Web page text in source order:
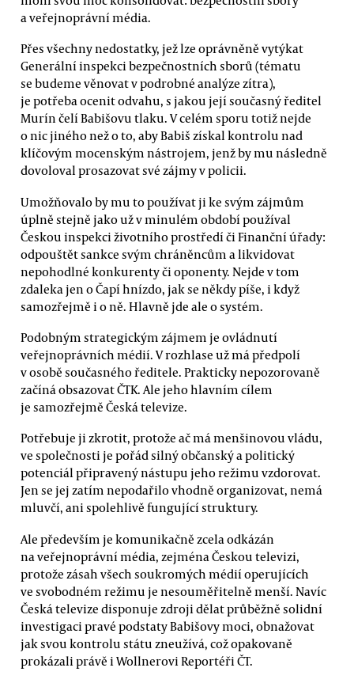
a veřejnoprávní média.
Přes všechny nedostatky, jež lze oprávněně vytýkat
Generální inspekci bezpečnostních sborů (tématu
se budeme věnovat v podrobné analýze zítra),
je potřeba ocenit odvahu, s jakou její současný ředitel
Murín čelí Babišovu tlaku. V celém sporu totiž nejde
o nic jiného než o to, aby Babiš získal kontrolu nad
klíčovým mocenským nástrojem, jenž by mu následně
dovoloval prosazovat své zájmy v policii.
Umožňovalo by mu to používat ji ke svým zájmům
úplně stejně jako už v minulém období používal
Českou inspekci životního prostředí či Finanční úřady:
odpouštět sankce svým chráněncům a likvidovat
nepohodlné konkurenty či oponenty. Nejde v tom
zdaleka jen o Čapí hnízdo, jak se někdy píše, i když
samozřejmě i o ně. Hlavně jde ale o systém.
Podobným strategickým zájmem je ovládnutí
veřejnoprávních médií. V rozhlase už má předpolí
v osobě současného ředitele. Prakticky nepozorovaně
začíná obsazovat ČTK. Ale jeho hlavním cílem
je samozřejmě Česká televize.
Potřebuje ji zkrotit, protože ač má menšinovou vládu,
ve společnosti je pořád silný občanský a politický
potenciál připravený nástupu jeho režimu vzdorovat.
Jen se jej zatím nepodařilo vhodně organizovat, nemá
mluvčí, ani spolehlivě fungující struktury.
Ale především je komunikačně zcela odkázán
na veřejnoprávní média, zejména Českou televizi,
protože zásah všech soukromých médií operujících
ve svobodném režimu je nesouměřitelně menší. Navíc
Česká televize disponuje zdroji dělat průběžně solidní
investigaci pravé podstaty Babišovy moci, obnažovat
jak svou kontrolu státu zneužívá, což opakovaně
prokázali právě i Wollnerovi Reportéři ČT.